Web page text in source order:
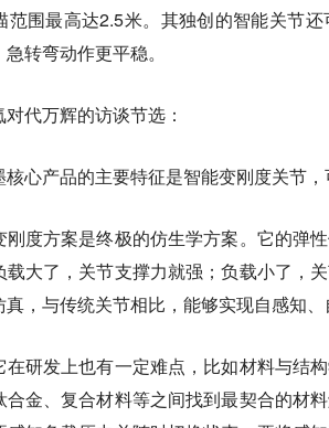
范围最高达2.5米。其独创的智能关节
转弯动作更平稳。
代万辉的访谈节选：
心产品的主要特征是智能变刚度关节
刚度方案是终极的仿生学方案。它的弹
载大了，关节支撑力就强；负载小了，
，与传统关节相比，能够实现自感知、
在研发上也有一定难点，比如材料与结
合金、复合材料等之间找到最契合的材